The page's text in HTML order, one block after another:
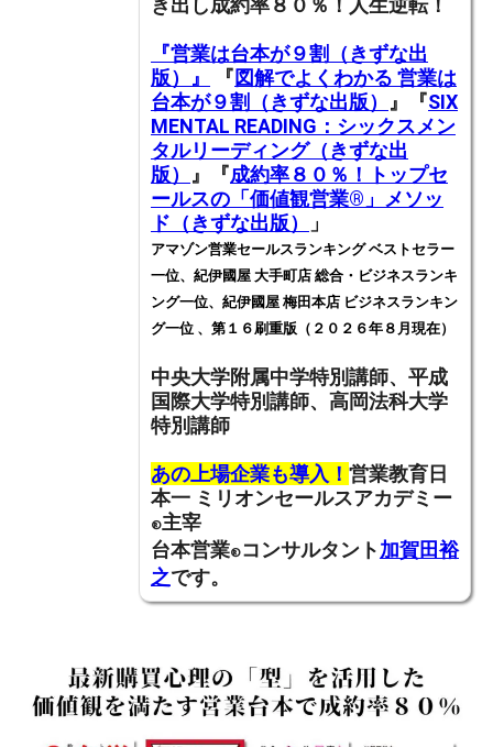
き出し成約率８０％！人生逆転！
『営業は台本が９割（きずな出
版）』
『図解でよくわかる 営業は
台本が９割（きずな出版） 』『SIX
MENTAL READING：シックスメン
タルリーディング（きずな出
版） 』『成約率８０％！トップセ
ールスの「価値観営業®️」メソッ
ド（きずな出版）
」
アマゾン営業セールスランキング ベストセラー
一位、紀伊國屋 大手町店 総合・ビジネスランキ
ング一位、紀伊國屋 梅田本店 ビジネスランキン
グ一位 、第１６刷重版（２０２６年８月現在）
中央大学附属中学特別講師、 平成
国際大学特別講師、高岡法科大学
特別講師
あの上場企業も導入！ 営業教育日
本一 ミリオンセールスアカデミー
®主宰
台本営業®コンサルタント加賀田裕
之です。